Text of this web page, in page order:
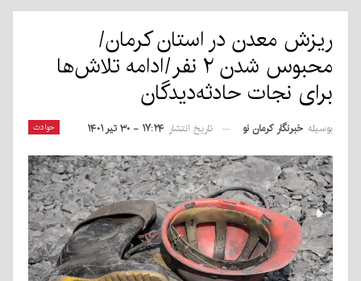
ریزش معدن در استان کرمان/
محبوس شدن ۲ نفر/ادامه تلاش‌ها
برای نجات حادثه‌دیدگان
حوادث بوسیله خبرنگار کرمان نو تاریخ انتشار ۱۷:۲۴ - ۳۰ تیر ۱۴۰۱